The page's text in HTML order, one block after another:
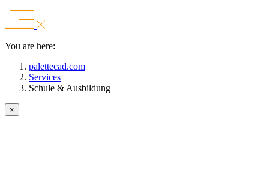
You are here:
palettecad.com
Services
Schule & Ausbildung
×